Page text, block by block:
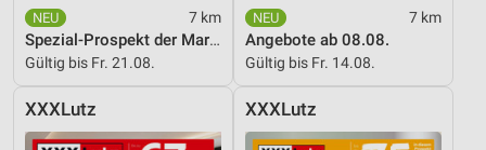
7 km
Spezial-Prospekt der Marken
Gültig bis Fr. 21.08.
7 km
Angebote ab 08.08.
Gültig bis Fr. 14.08.
XXXLutz XXXLutz
Werbung